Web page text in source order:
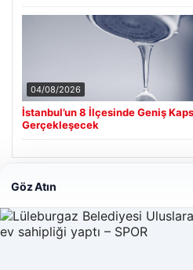
04/08/2026
İstanbul’un 8 İlçesinde Geniş
Gerçekleşecek
Son Eklenen Firmalar
Göz Atın